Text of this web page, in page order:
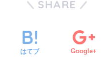
SHARE
はてブ Google+